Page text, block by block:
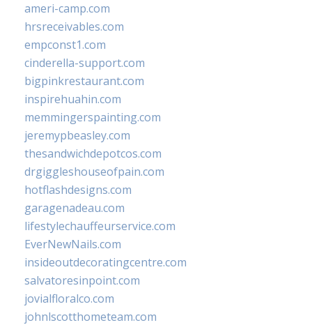
ameri-camp.com
hrsreceivables.com
empconst1.com
cinderella-support.com
bigpinkrestaurant.com
inspirehuahin.com
memmingerspainting.com
jeremypbeasley.com
thesandwichdepotcos.com
drgiggleshouseofpain.com
hotflashdesigns.com
garagenadeau.com
lifestylechauffeurservice.com
EverNewNails.com
insideoutdecoratingcentre.com
salvatoresinpoint.com
jovialfloralco.com
johnlscotthometeam.com